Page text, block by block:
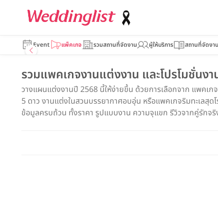
Event แพ็คเกจ รวมสถานที่จัดงาน ผู้ให้บริการ สถานที่จัดงา
รวมแพคเกจงานแต่งงาน และโปรโมชั่นง
วางแผนแต่งงานปี 2568 นี้ให้ง่ายขึ้น ด้วยการเลือกจาก แพคเก
5 ดาว งานแต่งในสวนบรรยากาศอบอุ่น หรือแพคเกจริมทะเล
ข้อมูลครบถ้วน ทั้งราคา รูปแบบงาน ความจุแขก รีวิวจากคู่รักจริ